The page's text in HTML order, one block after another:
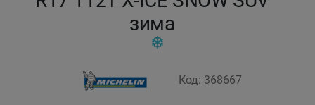
зима
Код: 368667